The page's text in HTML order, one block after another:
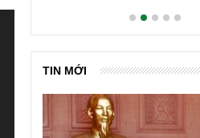
TIN MỚI